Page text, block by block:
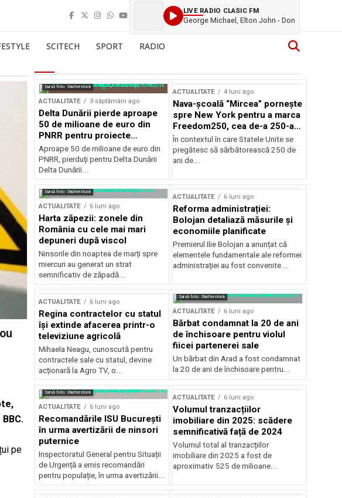
LIVE RADIO CLASIC FM
George Michael, Elton John - Don
SCITECH SPORT RADIO
BBC.
pe
Sursă foto: Shutterstock
ACTUALITATE 3 săptămâni ago
Delta Dunării pierde aproape
50 de milioane de euro din
PNRR pentru proiecte
esențiale
Aproape 50 de milioane de euro din
PNRR, pierduți pentru Delta Dunării
Delta Dunării...
ACTUALITATE 4 luni ago
Nava-școală “Mircea” pornește
spre New York pentru a marca
Freedom250, cea de-a 250-a
aniversare a Statelor Unite
În contextul în care Statele Unite se
pregătesc să sărbătorească 250 de
ani de...
Sursă foto: Shutterstock
ACTUALITATE 6 luni ago
Harta zăpezii: zonele din
România cu cele mai mari
depuneri după viscol
Ninsorile din noaptea de marți spre
miercuri au generat un strat
semnificativ de zăpadă...
ACTUALITATE 6 luni ago
Reforma administrației:
Bolojan detaliază măsurile și
economiile planificate
Premierul Ilie Bolojan a anunțat că
elementele fundamentale ale reformei
administrației au fost convenite...
ACTUALITATE 6 luni ago
Regina contractelor cu statul
își extinde afacerea printr-o
televiziune agricolă
Mihaela Neagu, cunoscută pentru
contractele sale cu statul, devine
acționară la Agro TV, o...
Sursă foto: Shutterstock
ACTUALITATE 6 luni ago
Bărbat condamnat la 20 de ani
de închisoare pentru violul
fiicei partenerei sale
Un bărbat din Arad a fost condamnat
la 20 de ani de închisoare pentru...
Sursă foto: Shutterstock
ACTUALITATE 6 luni ago
Recomandările ISU București
în urma avertizării de ninsori
puternice
Inspectoratul General pentru Situații
de Urgență a emis recomandări
pentru populație, în urma avertizării...
ACTUALITATE 6 luni ago
Volumul tranzacțiilor
imobiliare din 2025: scădere
semnificativă față de 2024
Volumul total al tranzacțiilor
imobiliare din 2025 a fost de
aproximativ 525 de milioane...